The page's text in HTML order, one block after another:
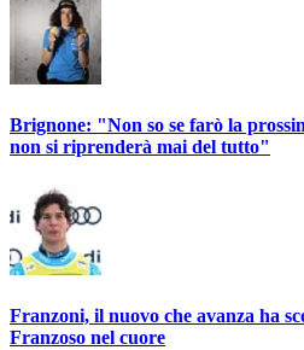
Brignone: "Non so se farò la
non si riprenderà mai del tutto"
Franzoni, il nuovo che avanza ha
Franzoso nel cuore